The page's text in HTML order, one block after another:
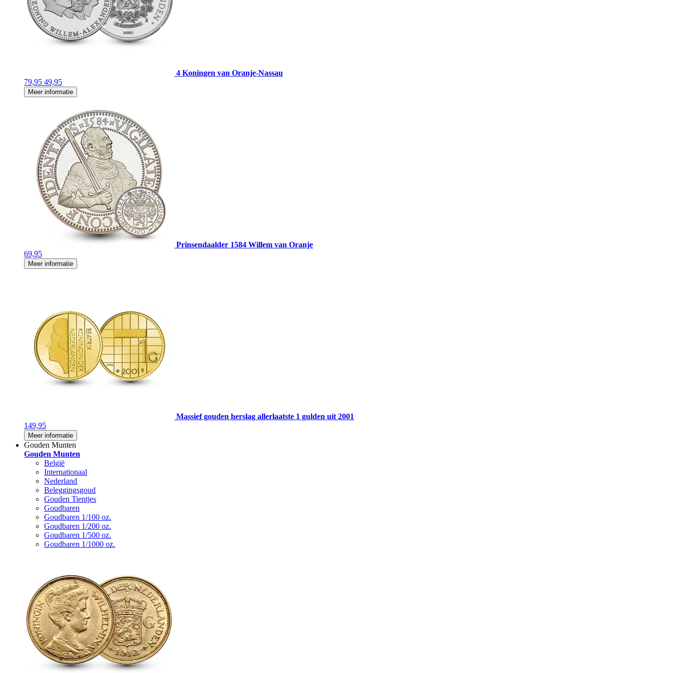
4 Koningen van Oranje-Nassau
79,95 49,95
Meer informatie
Prinsendaalder 1584 Willem van Oranje
69,95
Meer informatie
Massief gouden herslag allerlaatste 1 gulden uit 2001
149,95
Meer informatie
Gouden Munten
Gouden Munten
België
Internationaal
Nederland
Beleggingsgoud
Gouden Tientjes
Goudbaren
Goudbaren 1/100 oz.
Goudbaren 1/200 oz.
Goudbaren 1/500 oz.
Goudbaren 1/1000 oz.